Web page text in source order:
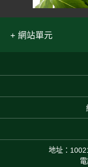
網站單元
地址：